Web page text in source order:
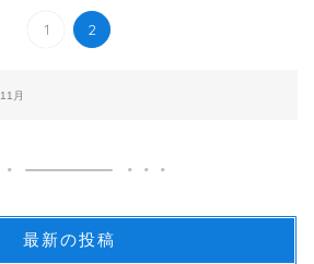
1 2
11月
最新の投稿